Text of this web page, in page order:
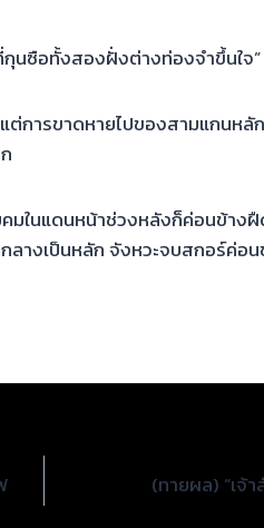
นซือทั้งสองฝั่งต่างท่องจำขึ้นใจ”
ารขาดหายไปของสามแกนหลั
ในแดนหน้าช่วงหลังก็ค่อนข้า
างเป็นหลัก จังหวะจบสกอร์ค่อ
(ทายผล) “เจ้